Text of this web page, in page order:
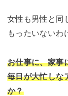
女性も男性と同
もったいないわ
お仕事に、家事
毎日が大忙しな
か？